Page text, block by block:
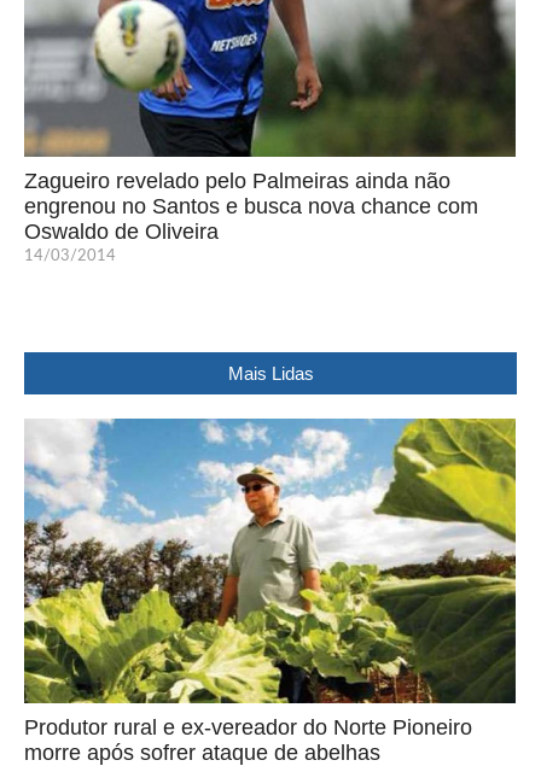
Zagueiro revelado pelo Palmeiras ainda não
engrenou no Santos e busca nova chance com
Oswaldo de Oliveira
14/03/2014
Mais Lidas
Produtor rural e ex-vereador do Norte Pioneiro
morre após sofrer ataque de abelhas